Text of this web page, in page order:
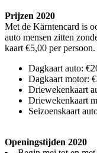
Prijzen 2020
Met de Kärntencard is
auto mensen zitten
kaart €5,00 per
Dagkaart auto:
Dagkaart motor:
Driewekenkaart
Driewekenkaart
Seizoenskaart
Openingstijden 2020